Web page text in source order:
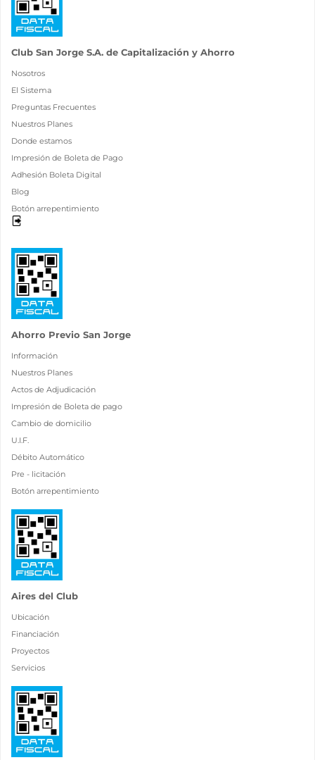
Club San Jorge S.A. de Capitalización y Ahorro
Nosotros
El Sistema
Preguntas Frecuentes
Nuestros Planes
Donde estamos
Impresión de Boleta de Pago
Adhesión Boleta Digital
Blog
Botón arrepentimiento
Ahorro Previo San Jorge
Información
Nuestros Planes
Actos de Adjudicación
Impresión de Boleta de pago
Cambio de domicilio
U.I.F.
Débito Automático
Pre - licitación
Botón arrepentimiento
Aires del Club
Ubicación
Financiación
Proyectos
Servicios